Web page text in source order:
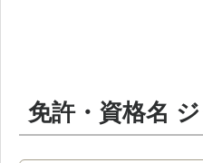
免許・資格名